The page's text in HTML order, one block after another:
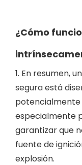
¿Cómo
1. En resumen,
segura está
potencialmente
especialmente
garantizar que
fuente de
explosión.